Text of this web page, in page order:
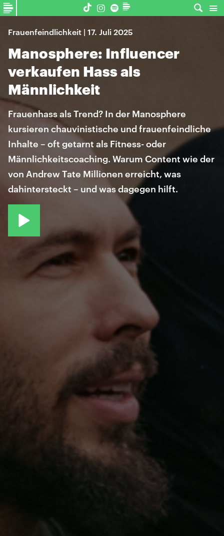
Frauenfeindlichkeit | 17. Juli 2025
Manosphere: Influencer
verkaufen Hass als
Männlichkeit
Frauenhass als Trend? In der Manosphere
kursieren chauvinistische und frauenfeindliche
Inhalte – oft getarnt als Fitness- oder
Männlichkeitscoaching. Warum Content wie der
von Andrew Tate Millionen erreicht, was
dahintersteckt – und was dagegen hilft.